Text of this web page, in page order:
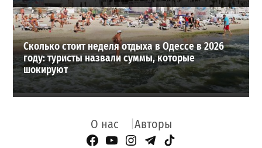
Сколько стоит неделя отдыха в Одессе в 2026
году: туристы назвали суммы, которые
шокируют
О нас Авторы
Facebook Page
YouTube
Instagram
Telegram
TikTok